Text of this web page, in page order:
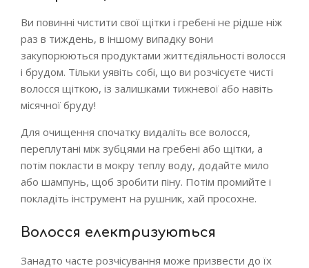
Ви повинні чистити свої щітки і гребені не рідше ніж
раз в тиждень, в іншому випадку вони
закупорюються продуктами життєдіяльності волосся
і брудом. Тільки уявіть собі, що ви розчісуєте чисті
волосся щіткою, із залишками тижневої або навіть
місячної бруду!
Для очищення спочатку видаліть все волосся,
переплутані між зубцями на гребені або щітки, а
потім покласти в мокру теплу воду, додайте мило
або шампунь, щоб зробити піну. Потім промийте і
покладіть інструмент на рушник, хай просохне.
Волосся електризуються
Занадто часте розчісування може призвести до їх